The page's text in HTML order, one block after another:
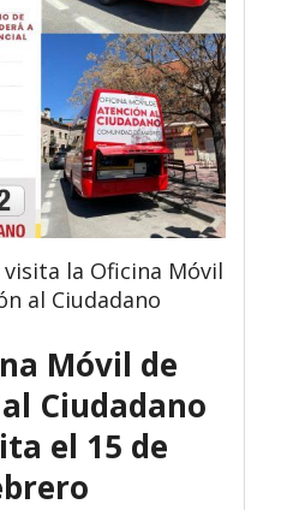
la Oficina Móvil
al Ciudadano
Móvil de
Ciudadano
el 15 de